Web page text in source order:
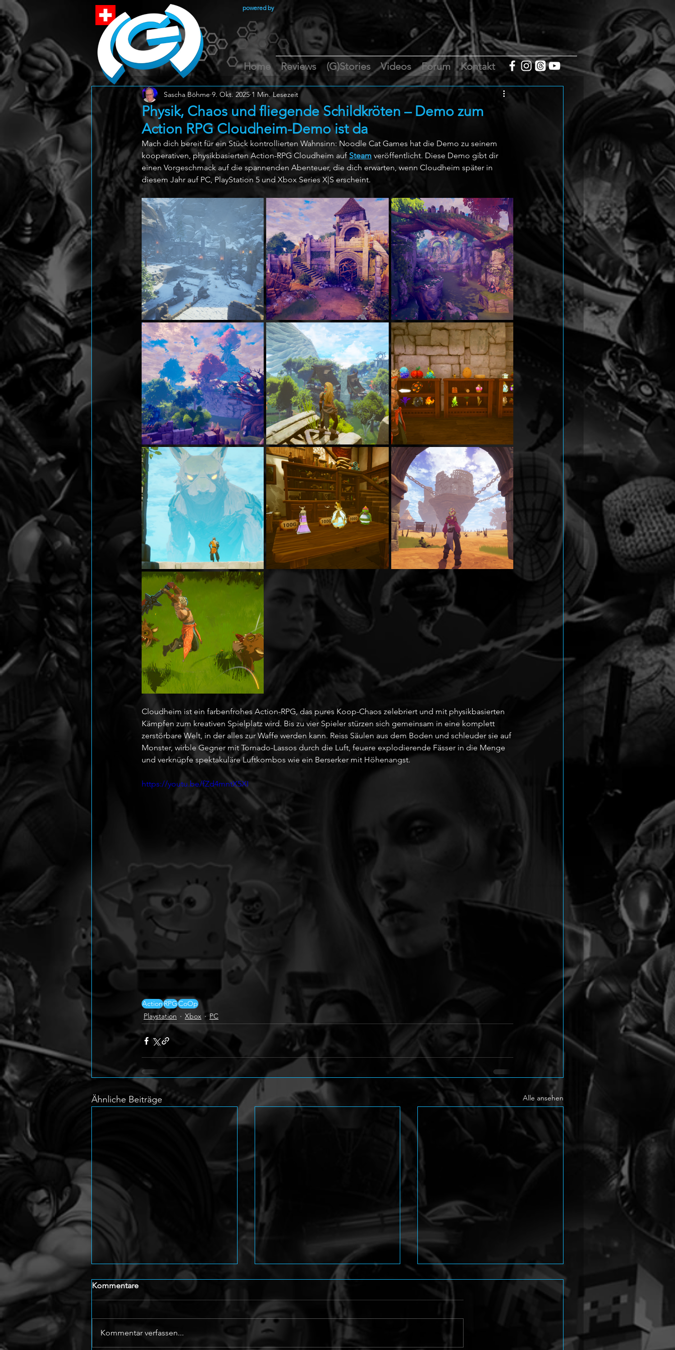
powered by
Home Reviews (G)Stories Videos Forum Kontakt
Physik, Chaos und fliegende Schildkröten – Demo zum
Action RPG Cloudheim-Demo ist da
Sascha Böhme 9. Okt. 2025 1 Min. Lesezeit
Mach dich bereit für ein Stück kontrollierten Wahnsinn: Noodle Cat Games hat die Demo zu seinem
kooperativen, physikbasierten Action-RPG Cloudheim auf Steam veröffentlicht. Diese Demo gibt dir
einen Vorgeschmack auf die spannenden Abenteuer, die dich erwarten, wenn Cloudheim später in
diesem Jahr auf PC, PlayStation 5 und Xbox Series X|S erscheint.
Cloudheim ist ein farbenfrohes Action-RPG, das pures Koop-Chaos zelebriert und mit physikbasierten
Kämpfen zum kreativen Spielplatz wird. Bis zu vier Spieler stürzen sich gemeinsam in eine komplett
zerstörbare Welt, in der alles zur Waffe werden kann. Reiss Säulen aus dem Boden und schleuder sie auf
Monster, wirble Gegner mit Tornado-Lassos durch die Luft, feuere explodierende Fässer in die Menge
und verknüpfe spektakuläre Luftkombos wie ein Berserker mit Höhenangst.
https://youtu.be/fZd4mntX5XI
ActionRPGCoOp
Playstation
Xbox PC
Ähnliche Beiträge Alle ansehen
Kommentare
Kommentar verfassen...